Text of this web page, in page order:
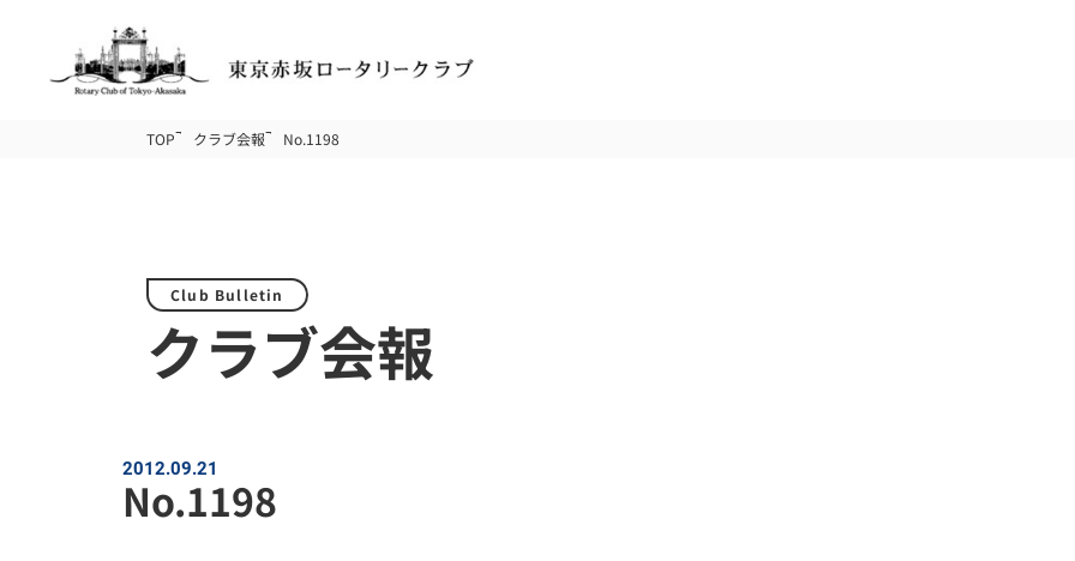
TOP クラブ会報 No.1198
Club Bulletin
クラブ会報
2012.09.21
No.1198